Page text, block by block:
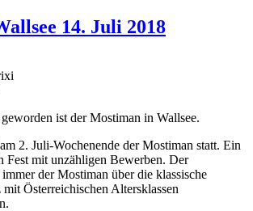
14. Juli 2018
ist der Mostiman in Wallsee.
2. Juli-Wochenende der Mostiman statt. Ein
Fest mit unzähligen Bewerben. Der
der Mostiman über die klassische
Österreichischen Altersklassen